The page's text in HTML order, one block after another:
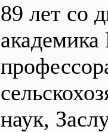
89 лет со
наук,